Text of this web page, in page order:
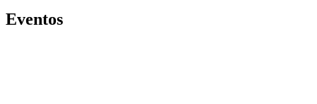
Eventos